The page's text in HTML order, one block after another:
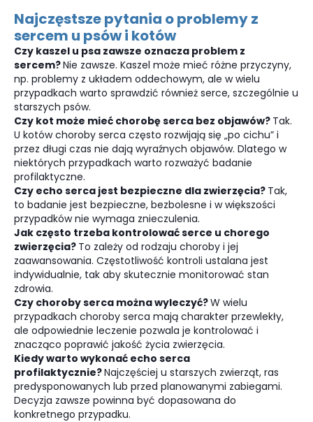
Najczęstsze pytania o problemy z
sercem u psów i kotów
Czy kaszel u psa zawsze oznacza problem z
sercem?Nie zawsze. Kaszel może mieć różne przyczyny,
np. problemy z układem oddechowym, ale w wielu
przypadkach warto sprawdzić również serce, szczególnie u
starszych psów.
Czy kot może mieć chorobę serca bez objawów? Tak.
U kotów choroby serca często rozwijają się „po cichu” i
przez długi czas nie dają wyraźnych objawów. Dlatego w
niektórych przypadkach warto rozważyć badanie
profilaktyczne.
Czy echo serca jest bezpieczne dla zwierzęcia? Tak,
to badanie jest bezpieczne, bezbolesne i w większości
przypadków nie wymaga znieczulenia.
Jak często trzeba kontrolować serce u chorego
zwierzęcia? To zależy od rodzaju choroby i jej
zaawansowania. Częstotliwość kontroli ustalana jest
indywidualnie, tak aby skutecznie monitorować stan
zdrowia.
Czy choroby serca można wyleczyć?W wielu
przypadkach choroby serca mają charakter przewlekły,
ale odpowiednie leczenie pozwala je kontrolować i
znacząco poprawić jakość życia zwierzęcia.
Kiedy warto wykonać echo serca
profilaktycznie?Najczęściej u starszych zwierząt, ras
predysponowanych lub przed planowanymi zabiegami.
Decyzja zawsze powinna być dopasowana do
konkretnego przypadku.